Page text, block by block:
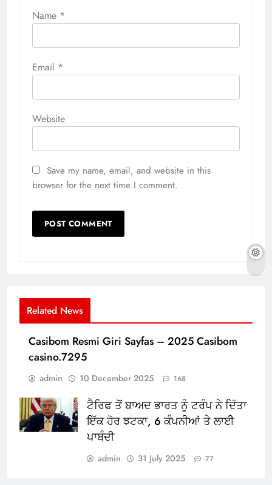
Name *
Email *
Website
Save my name, email, and website in this
browser for the next time I comment.
Related News
Casibom Resmi Giri Sayfas – 2025 Casibom
casino.7295
admin 10 December 2025 168
ਟੈਰਿਫ ਤੋਂ ਬਾਅਦ ਭਾਰਤ ਨੂੰ ਟਰੰਪ ਨੇ ਦਿੱਤਾ
ਇੱਕ ਹੋਰ ਝਟਕਾ, 6 ਕੰਪਨੀਆਂ ਤੇ ਲਾਈ
ਪਾਬੰਦੀ
admin 31 July 2025 77